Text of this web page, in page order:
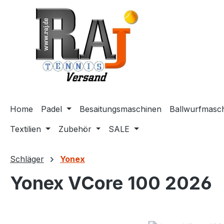
Hauptinhalt springen
Zur Suche springen
Zur Hauptnavigation springen
Home Padel Besaitungsmaschinen
Textilien
Zubehör SALE
Schläger Yonex
Yonex VCore 100 2026